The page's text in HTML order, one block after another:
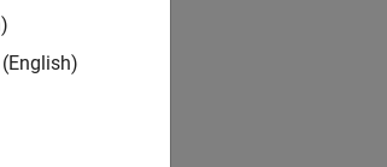
(English)